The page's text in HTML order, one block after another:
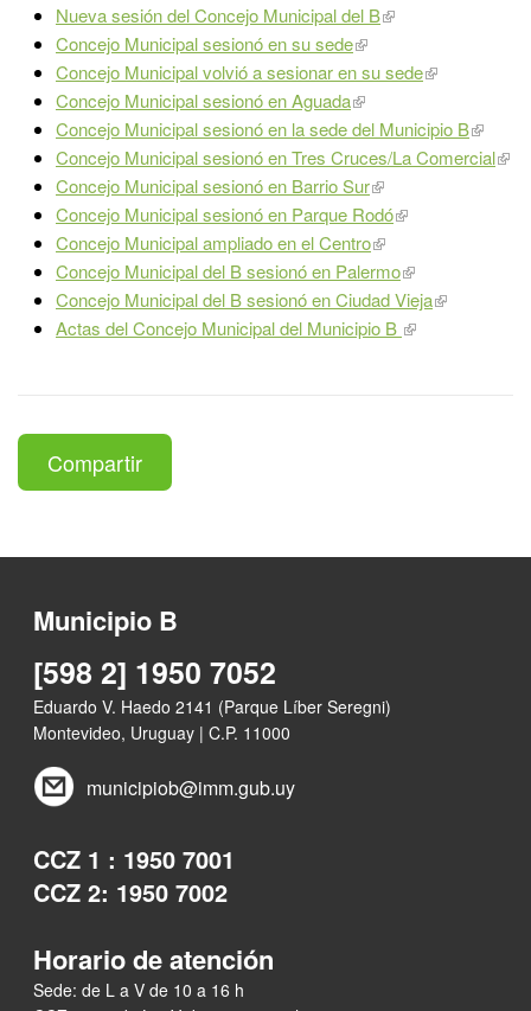
Nueva sesión del Concejo Municipal del B
Concejo Municipal sesionó en su sede
Concejo Municipal volvió a sesionar en su sede
Concejo Municipal sesionó en Aguada
Concejo Municipal sesionó en la sede del Municipio B
Concejo Municipal sesionó en Tres Cruces/La Comercial
Concejo Municipal sesionó en Barrio Sur
Concejo Municipal sesionó en Parque Rodó
Concejo Municipal ampliado en el Centro
Concejo Municipal del B sesionó en Palermo
Concejo Municipal del B sesionó en Ciudad Vieja​
Actas del Concejo Municipal del Municipio B
Compartir
Municipio B
[598 2] 1950 7052
Eduardo V. Haedo 2141 (Parque Líber Seregni)
Montevideo, Uruguay | C.P. 11000
municipiob@imm.gub.uy
CCZ 1 : 1950 7001
CCZ 2: 1950 7002
Horario de atención
Sede: de L a V de 10 a 16 h